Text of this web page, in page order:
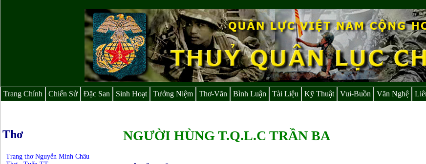
Trang Chính Chiến Sử Đặc San Sinh Hoạt Tưởng Niệm Thơ-Văn Bình Luận Tài Liệu Kỹ Thuật Vui-Buồn Văn Nghệ
Thơ
Trang thơ Nguyễn Minh Châu
NGƯỜI HÙNG T.Q.L.C TRẦN BA